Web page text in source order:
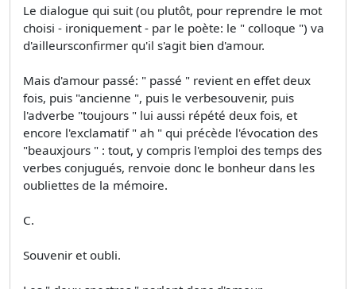
Le dialogue qui suit (ou plutôt, pour reprendre le mot
choisi - ironiquement - par le poète: le " colloque ") va
d'ailleursconfirmer qu'il s'agit bien d'amour.
Mais d'amour passé: " passé " revient en effet deux
fois, puis "ancienne ", puis le verbesouvenir, puis
l'adverbe "toujours " lui aussi répété deux fois, et
encore l'exclamatif " ah " qui précède l'évocation des
"beauxjours " : tout, y compris l'emploi des temps des
verbes conjugués, renvoie donc le bonheur dans les
oubliettes de la mémoire.
C.
Souvenir et oubli.